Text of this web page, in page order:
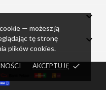
— możesz ją
tę stronę
plików cookies.
AKCEPTUJĘ done

